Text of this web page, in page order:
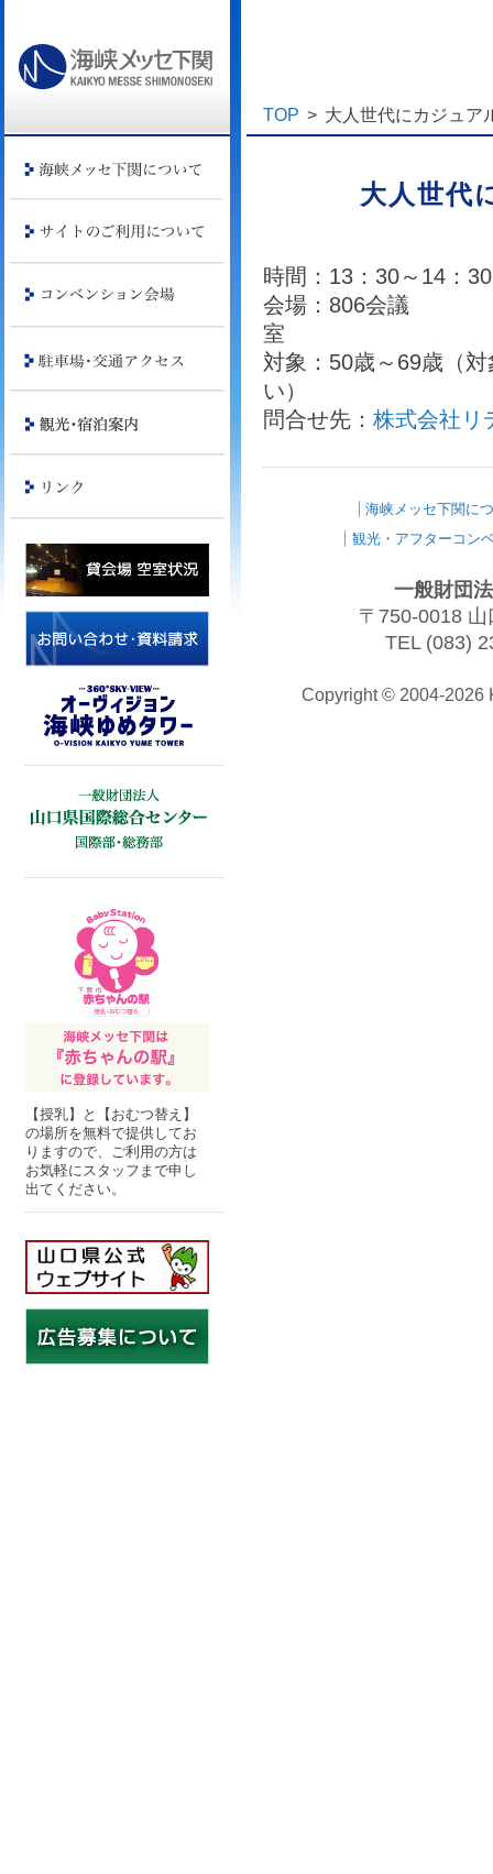
【授乳】と【おむつ替え】
の場所を無料で提供してお
りますので、ご利用の方は
お気軽にスタッフまで申し
出てください。
TOP > 大人世代にカジュア
大人世代
時間：13：30～14：
会場：806会議
対象：50歳～69歳（
問合せ先： 株式会社リ
海峡メッセ下関に
観光・アフターコン
一般財団
〒750-0018
TEL (083)
Copyright © 2004-2026